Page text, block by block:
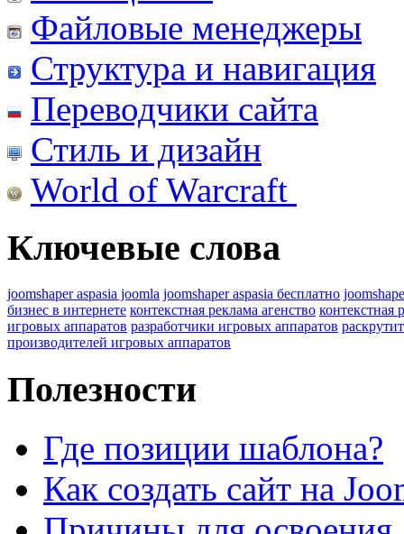
Файловые менеджеры
Структура и навигация
Переводчики сайта
Стиль и дизайн
World of Warcraft
Ключевые слова
joomshaper aspasia joomla joomshaper aspasia бесплатно
бизнес в интернете контекстная реклама агенство контекстная
игровых аппаратов разработчики игровых аппаратов
производителей игровых аппаратов
Полезности
Где позиции шаблона?
Как создать сайт на